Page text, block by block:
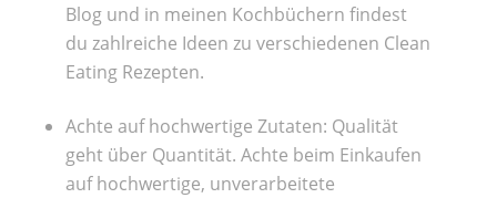
Blog und in meinen Kochbüchern findest
du zahlreiche Ideen zu verschiedenen Clean
Eating Rezepten.
Achte auf hochwertige Zutaten: Qualität
geht über Quantität. Achte beim Einkaufen
auf hochwertige, unverarbeitete